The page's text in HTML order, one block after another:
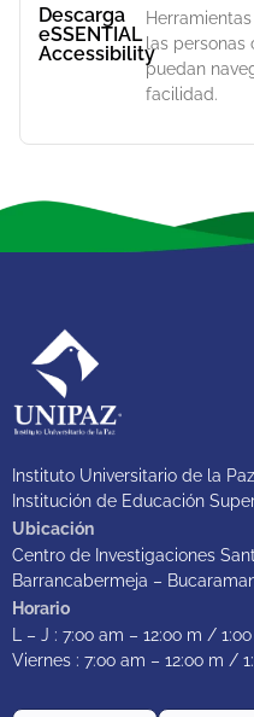
Descarga
eSSENTIAL
Accessibilitylas
puedan
facilidad.
Instituto Universitario de la
Institución de Educación
Ubicación
Centro de Investigaciones
Barrancabermeja –
Horario
L – J : 7:oo am – 12:oo m /
Viernes : 7:oo am – 12:oo m /